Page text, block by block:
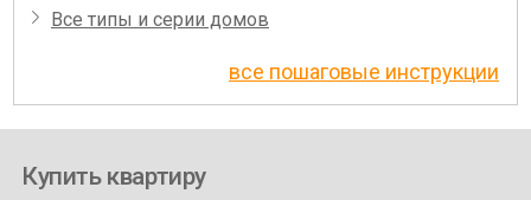
Все типы и серии домов
все пошаговые инструкции
Купить квартиру